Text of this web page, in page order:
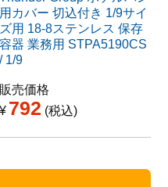
用カバー 切込付き 1/9サイ
ズ用 18-8ステンレス 保存
容器 業務用 STPA5190CS
/ 1/9
販売価格
¥ 792 税込